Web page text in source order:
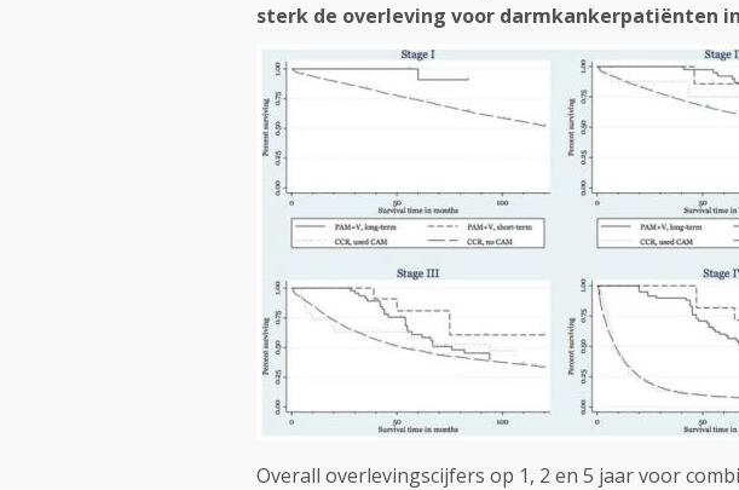
sterk de overleving voor darmkankerpatiënten
Overall overlevingscijfers op 1, 2 en 5 jaar voor